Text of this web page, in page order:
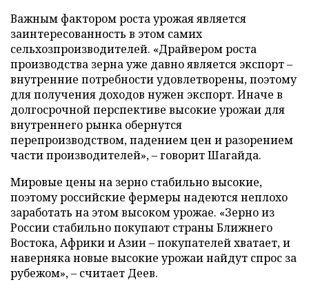
Важным фактором роста урожая является
заинтересованность в этом самих
сельхозпроизводителей. «Драйвером роста
производства зерна уже давно является экспорт –
внутренние потребности удовлетворены, поэтому
для получения доходов нужен экспорт. Иначе в
долгосрочной перспективе высокие урожаи для
внутреннего рынка обернутся
перепроизводством, падением цен и разорением
части производителей», – говорит Шагайда.
Мировые цены на зерно стабильно высокие,
поэтому российские фермеры надеются неплохо
заработать на этом высоком урожае. «Зерно из
России стабильно покупают страны Ближнего
Востока, Африки и Азии – покупателей хватает, и
наверняка новые высокие урожаи найдут спрос за
рубежом», – считает Деев.